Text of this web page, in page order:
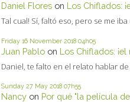
Daniel Flores on Los Chiflados:
Tal cual! Sí, faltó eso, pero se me
Friday 16 November 2018 04h05
Juan Pablo on Los Chiflados: ¡el
Daniel, te falto en el relato hablar
Sunday 27 May 2018 07h55
Nancy on Por qué "la película